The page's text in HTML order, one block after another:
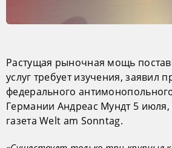
Растущая рыночная мощь
услуг требует изучения, заявил
федерального
Германии Андреас Мундт 5
газета Welt am Sonntag.